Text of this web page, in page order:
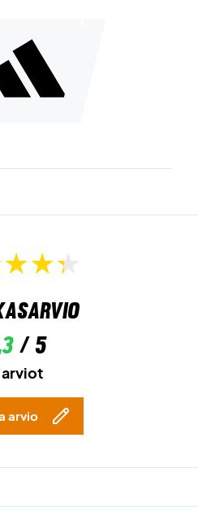
/ 5
arviot
arvio